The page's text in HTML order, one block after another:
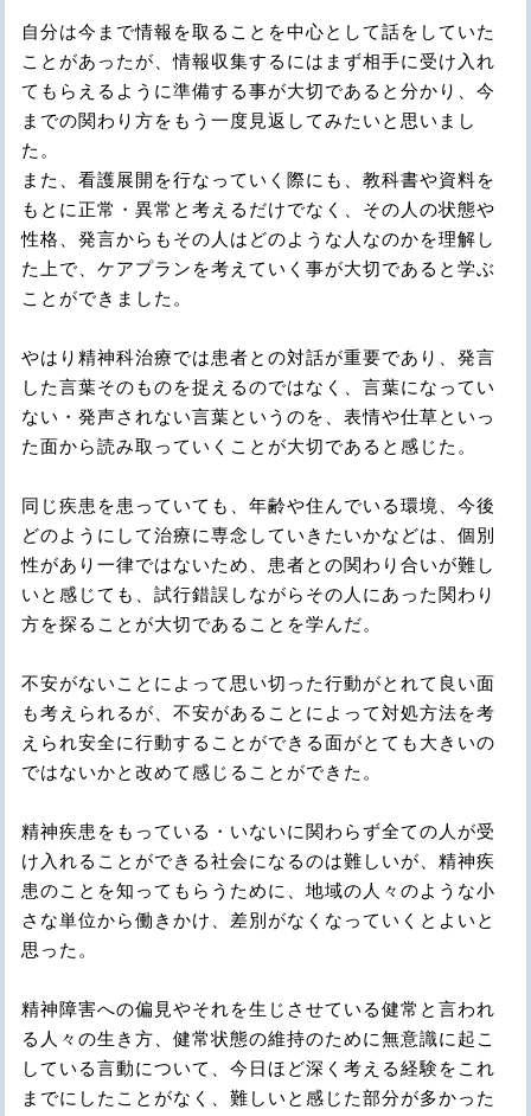
自分は今まで情報を取ることを中心として話をしていた
ことがあったが、情報収集するにはまず相手に受け入れ
てもらえるように準備する事が大切であると分かり、今
までの関わり方をもう一度見返してみたいと思いまし
た。
また、看護展開を行なっていく際にも、教科書や資料を
もとに正常・異常と考えるだけでなく、その人の状態や
性格、発言からもその人はどのような人なのかを理解し
た上で、ケアプランを考えていく事が大切であると学ぶ
ことができました。
やはり精神科治療では患者との対話が重要であり、発言
した言葉そのものを捉えるのではなく、言葉になってい
ない・発声されない言葉というのを、表情や仕草といっ
た面から読み取っていくことが大切であると感じた。
同じ疾患を患っていても、年齢や住んでいる環境、今後
どのようにして治療に専念していきたいかなどは、個別
性があり一律ではないため、患者との関わり合いが難し
いと感じても、試行錯誤しながらその人にあった関わり
方を探ることが大切であることを学んだ。
不安がないことによって思い切った行動がとれて良い面
も考えられるが、不安があることによって対処方法を考
えられ安全に行動することができる面がとても大きいの
ではないかと改めて感じることができた。
精神疾患をもっている・いないに関わらず全ての人が受
け入れることができる社会になるのは難しいが、精神疾
患のことを知ってもらうために、地域の人々のような小
さな単位から働きかけ、差別がなくなっていくとよいと
思った。
精神障害への偏見やそれを生じさせている健常と言われ
る人々の生き方、健常状態の維持のために無意識に起こ
している言動について、今日ほど深く考える経験をこれ
までにしたことがなく、難しいと感じた部分が多かった